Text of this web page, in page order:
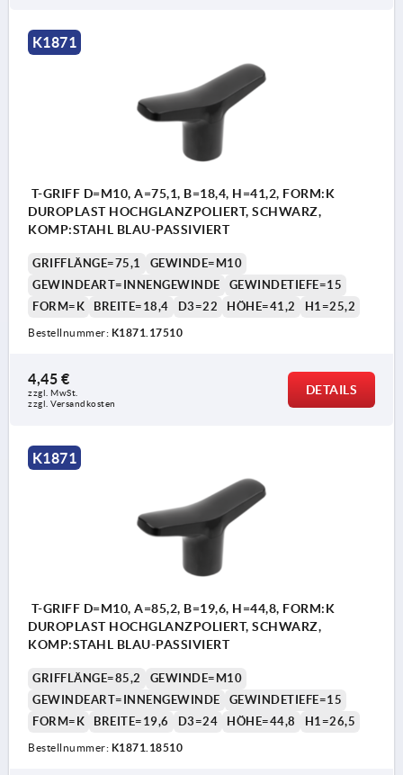
K1871
T-GRIFF D=M10, A=75,1, B=18,4, H=41,2, FORM:K
DUROPLAST HOCHGLANZPOLIERT, SCHWARZ,
KOMP:STAHL BLAU-PASSIVIERT
GRIFFLÄNGE=75,1
GEWINDE=M10
GEWINDEART=INNENGEWINDE
GEWINDETIEFE=15
FORM=K
BREITE=18,4 D3=22 HÖHE=41,2 H1=25,2
Bestellnummer: K1871.17510
4,45 €
zzgl. MwSt.
zzgl. Versandkosten
DETAILS
K1871
T-GRIFF D=M10, A=85,2, B=19,6, H=44,8, FORM:K
DUROPLAST HOCHGLANZPOLIERT, SCHWARZ,
KOMP:STAHL BLAU-PASSIVIERT
GRIFFLÄNGE=85,2
GEWINDE=M10
GEWINDEART=INNENGEWINDE
GEWINDETIEFE=15
FORM=K
BREITE=19,6 D3=24 HÖHE=44,8 H1=26,5
Bestellnummer: K1871.18510